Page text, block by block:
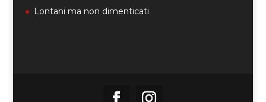
Lontani ma non dimenticati